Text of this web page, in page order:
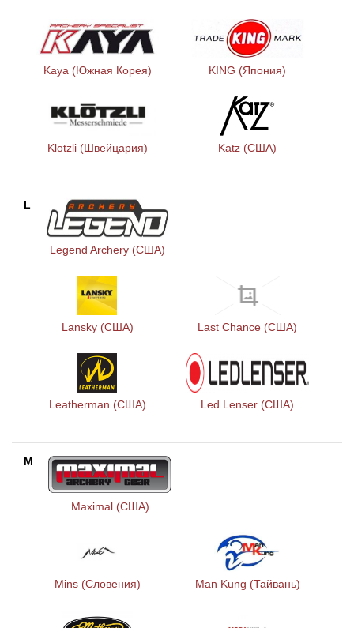
Kaya (Южная Корея) KING (Япония)
Klotzli (Швейцария) Katz (США)
L
Legend Archery (США)
Lansky (США) Last Chance (США)
Leatherman (США) Led Lenser (США)
M
Maximal (США)
Mins (Словения) Man Kung (Тайвань)